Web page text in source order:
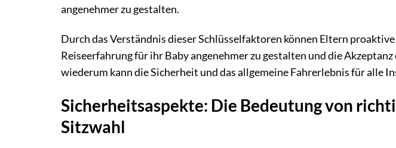
angenehmer zu gestalten.
Durch das Verständnis dieser Schlüsselfaktoren können Eltern
Reiseerfahrung für ihr Baby angenehmer zu gestalten und die
wiederum kann die Sicherheit und das allgemeine Fahrerlebnis für alle
Sicherheitsaspekte: Die Bedeutung von
Sitzwahl